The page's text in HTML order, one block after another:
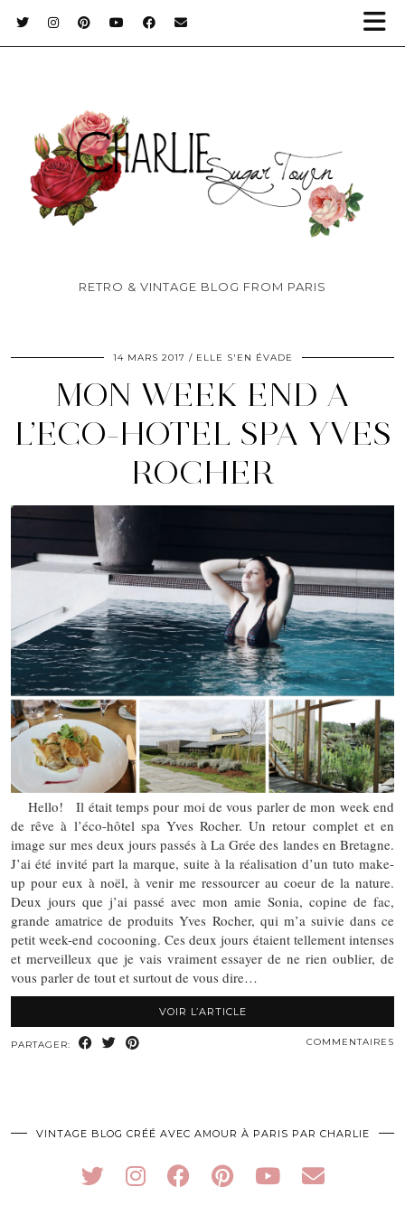
RETRO & VINTAGE BLOG FROM PARIS
14 MARS 2017 ELLE S'EN ÉVADE
MON WEEK END A
L’ECO-HOTEL SPA YVES
ROCHER
Hello! Il était temps pour moi de vous parler de mon week end
de rêve à l’éco-hôtel spa Yves Rocher. Un retour complet et en
image sur mes deux jours passés à La Grée des landes en Bretagne.
J’ai été invité part la marque, suite à la réalisation d’un tuto make-
up pour eux à noël, à venir me ressourcer au coeur de la nature.
Deux jours que j’ai passé avec mon amie Sonia, copine de fac,
grande amatrice de produits Yves Rocher, qui m’a suivie dans ce
petit week-end cocooning. Ces deux jours étaient tellement intenses
et merveilleux que je vais vraiment essayer de ne rien oublier, de
vous parler de tout et surtout de vous dire…
VOIR L’ARTICLE
PARTAGER: COMMENTAIRES
VINTAGE BLOG CRÉÉ AVEC AMOUR À PARIS PAR CHARLIE